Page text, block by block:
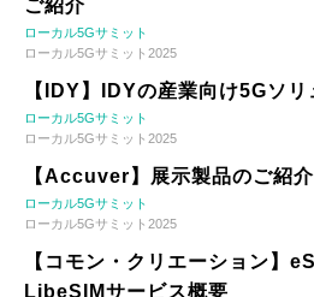
ご紹介
ローカル5Gサミット
ローカル5Gサミット2025
【IDY】IDYの産業向け5Gソ
ローカル5Gサミット
ローカル5Gサミット2025
【Accuver】展示製品のご紹介
ローカル5Gサミット
ローカル5Gサミット2025
【コモン・クリエーション】
LibeSIMサービス概要